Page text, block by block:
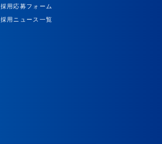
採用応募フォーム
採用ニュース一覧